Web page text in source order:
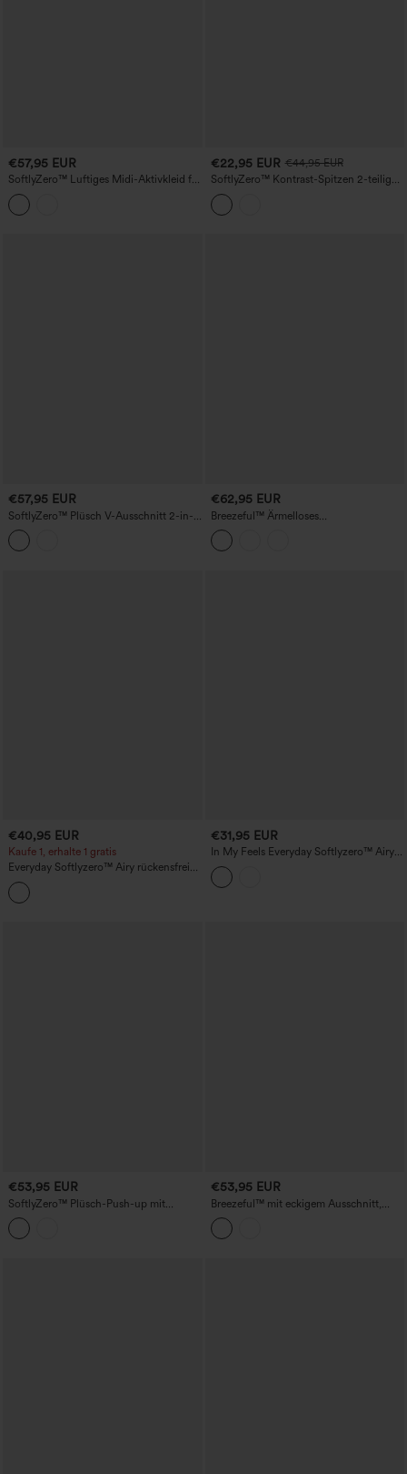
€57,95 EUR
SoftlyZero™ Luftiges Midi-Aktivkleid für
Tanz mit eckigem Ausschnitt und
integriertem BH, 2-in-1 Cool-Touch, mit
Taschen – Easy-Peezy-Edition
€22,95 EUR €44,95 EUR
SoftlyZero™ Kontrast-Spitzen 2-teiliges
Mini-Yoga-Aktivkleid mit Tasche
€57,95 EUR
SoftlyZero™ Plüsch V-Ausschnitt 2-in-1
Mini-Tanz-Sportkleid mit Taschen –
Easy Peezy Edition
€62,95 EUR
Breezeful™ Ärmelloses
Ausgeschnittenes 2-in-1 Plissiertes
Schnelltrocknendes Mini-Tennis Aktives
Kleid mit Taschen
€40,95 EUR
Kaufe 1, erhalte 1 gratis
Everyday Softlyzero™ Airy rückensfreies
Tenniskleid mit Racerback und
Seitentaschen - Glee Air-UPF50+
€31,95 EUR
In My Feels Everyday Softlyzero™ Airy
2-in-1 Activity Dress-Euphoria Air-
UPF50+
€53,95 EUR
SoftlyZero™ Plüsch-Push-up mit
verstellbaren Trägern, überkreuztem,
rückenlosem Schnitt und integriertem
BH – Tanz- und Sportkleid, Easy Peezy
€53,95 EUR
Breezeful™ mit eckigem Ausschnitt,
überkreuzten Trägern, rückenfreiem
Design und integriertem BH – 2‑in‑1
Midi‑Kleid, schnelltrocknend, Tanz- und